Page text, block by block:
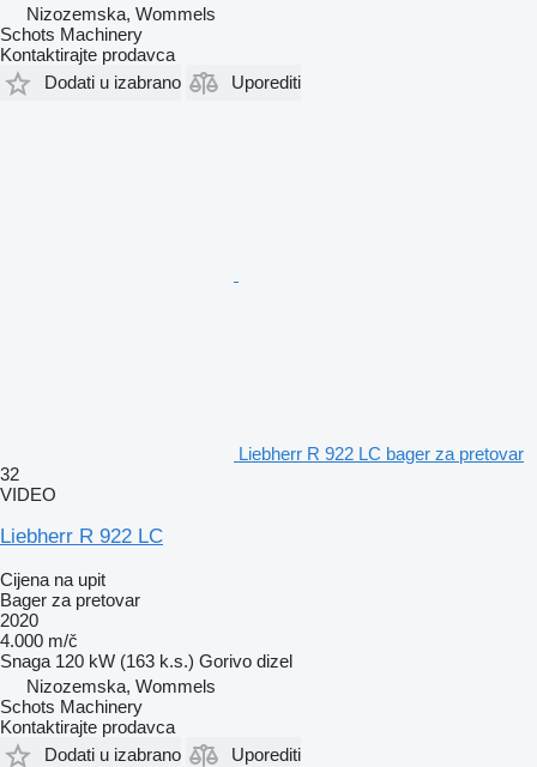
Nizozemska, Wommels
Schots Machinery
Kontaktirajte prodavca
Dodati u izabrano
Uporediti
Liebherr R 922 LC bager za pretovar
32
VIDEO
Liebherr R 922 LC
Cijena na upit
Bager za pretovar
2020
4.000 m/č
Snaga 120 kW (163 k.s.) Gorivo dizel
Nizozemska, Wommels
Schots Machinery
Kontaktirajte prodavca
Dodati u izabrano
Uporediti